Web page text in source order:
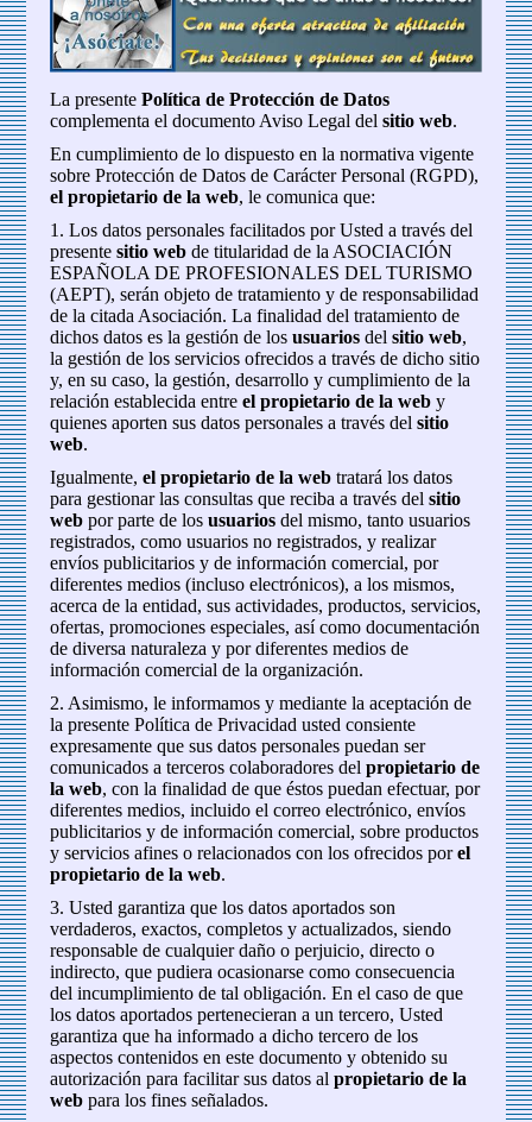
La presentePolítica de Protección de Datos
complementa el documento Aviso Legal delsitio web.
En cumplimiento de lo dispuesto en la normativa vigente
sobre Protección de Datos de Carácter Personal (RGPD),
el propietario de la web, le comunica que:
1. Los datos personales facilitados por Usted a través del
presentesitio web de titularidad de la ASOCIACIÓN
ESPAÑOLA DE PROFESIONALES DEL TURISMO
(AEPT), serán objeto de tratamiento y de responsabilidad
de la citada Asociación. La finalidad del tratamiento de
dichos datos es la gestión de losusuarios delsitio web,
la gestión de los servicios ofrecidos a través de dicho sitio
y, en su caso, la gestión, desarrollo y cumplimiento de la
relación establecida entreel propietario de la web y
quienes aporten sus datos personales a través delsitio
web.
Igualmente,el propietario de la web tratará los datos
para gestionar las consultas que reciba a través delsitio
web por parte de losusuarios del mismo, tanto usuarios
registrados, como usuarios no registrados, y realizar
envíos publicitarios y de información comercial, por
diferentes medios (incluso electrónicos), a los mismos,
acerca de la entidad, sus actividades, productos, servicios,
ofertas, promociones especiales, así como documentación
de diversa naturaleza y por diferentes medios de
información comercial de la organización.
2. Asimismo, le informamos y mediante la aceptación de
la presente Política de Privacidad usted consiente
expresamente que sus datos personales puedan ser
comunicados a terceros colaboradores delpropietario de
la web, con la finalidad de que éstos puedan efectuar, por
diferentes medios, incluido el correo electrónico, envíos
publicitarios y de información comercial, sobre productos
y servicios afines o relacionados con los ofrecidos porel
propietario de la web.
3. Usted garantiza que los datos aportados son
verdaderos, exactos, completos y actualizados, siendo
responsable de cualquier daño o perjuicio, directo o
indirecto, que pudiera ocasionarse como consecuencia
del incumplimiento de tal obligación. En el caso de que
los datos aportados pertenecieran a un tercero, Usted
garantiza que ha informado a dicho tercero de los
aspectos contenidos en este documento y obtenido su
autorización para facilitar sus datos alpropietario de la
webpara los fines señalados.